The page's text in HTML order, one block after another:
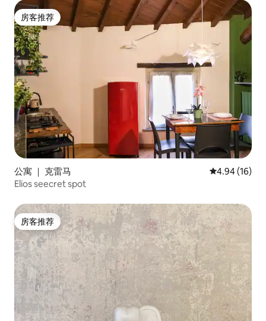
房客推荐
房客推荐
公寓 ｜ 克雷马 平均评分
4.94 (16)
Elios seecret spot
房客推荐
房客推荐